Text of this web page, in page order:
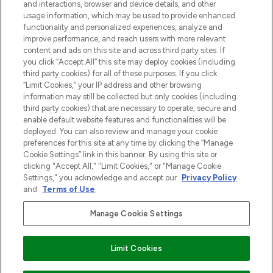
Cookie-toestemming
Do Not Sell or Share My Personal
Information
HELP & INFORMATIE
BEDRIJFSINFORMATIE
OVER LOOKFANTASTIC
Betaal veilig met
and interactions, browser and device details, and other
usage information, which may be used to provide enhanced
functionality and personalized experiences, analyze and
improve performance, and reach users with more relevant
content and ads on this site and across third party sites. If
you click “Accept All” this site may deploy cookies (including
third party cookies) for all of these purposes. If you click
“Limit Cookies,” your IP address and other browsing
information may still be collected but only cookies (including
third party cookies) that are necessary to operate, secure and
enable default website features and functionalities will be
deployed. You can also review and manage your cookie
preferences for this site at any time by clicking the “Manage
Cookie Settings” link in this banner. By using this site or
clicking "Accept All," "Limit Cookies," or "Manage Cookie
Settings," you acknowledge and accept our Privacy Policy
and
Terms of Use.
Manage Cookie Settings
Limit Cookies